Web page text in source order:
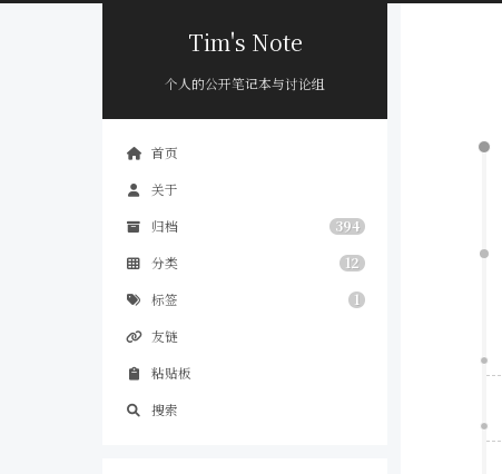
Tim's Note
个人的公开笔记本与讨论组
首页
关于
归档 394
分类 12
标签 1
友链
粘贴板
搜索